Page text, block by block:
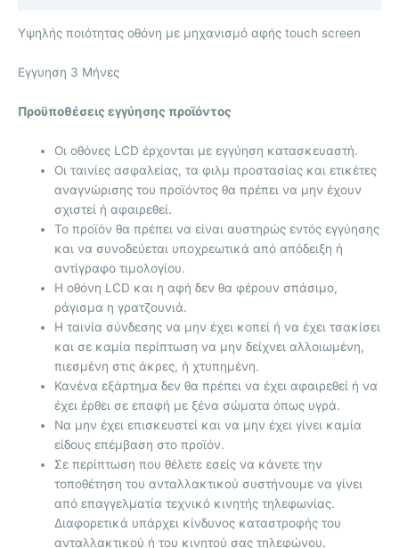
Υψηλής ποιότητας οθόνη με μηχανισμό αφής touch screen
Eγγυηση 3 Μήνες
Προϋποθέσεις εγγύησης προϊόντος
Οι οθόνες LCD έρχονται με εγγύηση κατασκευαστή.
Οι ταινίες ασφαλείας, τα φιλμ προστασίας και ετικέτες
αναγνώρισης του προϊόντος θα πρέπει να μην έχουν
σχιστεί ή αφαιρεθεί.
Το προϊόν θα πρέπει να είναι αυστηρώς εντός εγγύησης
και να συνοδεύεται υποχρεωτικά από απόδειξη ή
αντίγραφο τιμολογίου.
Η οθόνη LCD και η αφή δεν θα φέρουν σπάσιμο,
ράγισμα η γρατζουνιά.
Η ταινία σύνδεσης να μην έχει κοπεί ή να έχει τσακίσει
και σε καμία περίπτωση να μην δείχνει αλλοιωμένη,
πιεσμένη στις άκρες, ή χτυπημένη.
Κανένα εξάρτημα δεν θα πρέπει να έχει αφαιρεθεί ή να
έχει έρθει σε επαφή με ξένα σώματα όπως υγρά.
Να μην έχει επισκευστεί και να μην έχει γίνει καμία
είδους επέμβαση στο προϊόν.
Σε περίπτωση που θέλετε εσείς να κάνετε την
τοποθέτηση του ανταλλακτικού συστήνουμε να γίνει
από επαγγελματία τεχνικό κινητής τηλεφωνίας.
Διαφορετικά υπάρχει κίνδυνος καταστροφής του
ανταλλακτικού ή του κινητού σας τηλεφώνου.